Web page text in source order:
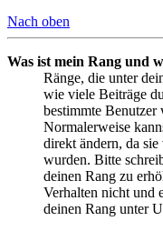
Nach oben
Was ist mein Rang und
Ränge, die unter
wie viele Beiträge
bestimmte
Normalerweise
direkt ändern, da
wurden. Bitte
deinen Rang zu
Verhalten nicht und
deinen Rang unter